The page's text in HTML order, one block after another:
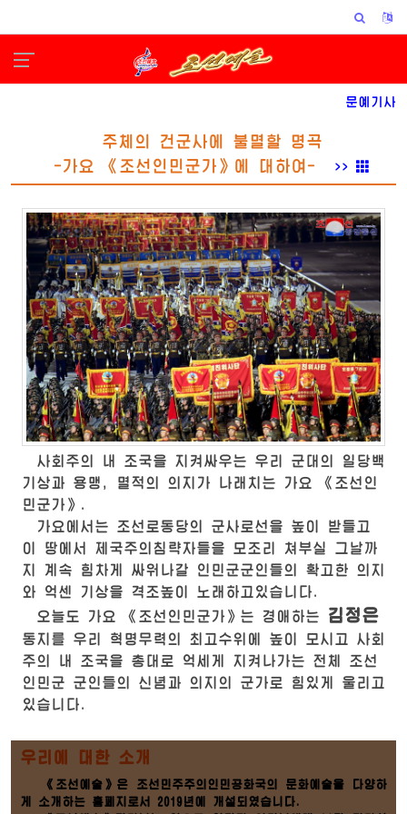
문예기사
주체의 건군사에 불멸할 명곡
-가요 《조선인민군가》에 대하여-
>>
사회주의 내 조국을 지켜싸우는 우리 군대의 일당백
기상과 용맹, 멸적의 의지가 나래치는 가요 《조선인
민군가》.
가요에서는 조선로동당의 군사로선을 높이 받들고
이 땅에서 제국주의침략자들을 모조리 쳐부실 그날까
지 계속 힘차게 싸워나갈 인민군군인들의 확고한 의지
와 억센 기상을 격조높이 노래하고있습니다.
오늘도 가요 《조선인민군가》는
경애하는 김정은
동지를 우리 혁명무력의 최고수위에 높이 모시고 사회
주의 내 조국을 총대로 억세게 지켜나가는 전체 조선
인민군 군인들의 신념과 의지의 군가로 힘있게 울리고
있습니다.
우리에 대한 소개
《조선예술》은 조선민주주의인민공화국의 문화예술을 다양하
게 소개하는 홈페지로서 2019년에 개설되였습니다.